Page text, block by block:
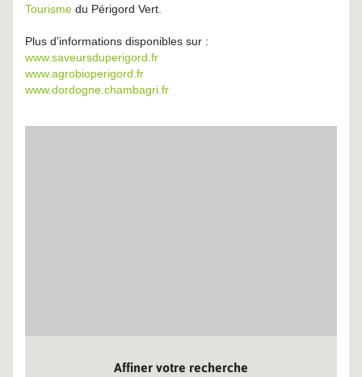
Tourisme du Périgord Vert.
Plus d’informations disponibles sur :
www.saveursduperigord.fr
www.agrobioperigord.fr
www.dordogne.chambagri.fr
Affiner votre recherche